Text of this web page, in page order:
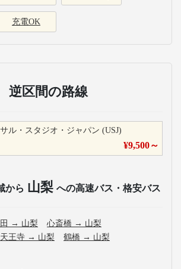
充電OK
逆区間の路線
ル・スタジオ・ジャパン (USJ)
¥9,500～
から 山梨 への高速バス・格安バス
→ 山梨 心斎橋 → 山梨
天王寺 → 山梨 鶴橋 → 山梨